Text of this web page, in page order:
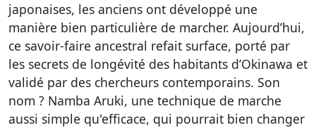
japonaises, les anciens ont développé une
manière bien particulière de marcher. Aujourd’hui,
ce savoir-faire ancestral refait surface, porté par
les secrets de longévité des habitants d’Okinawa et
validé par des chercheurs contemporains. Son
nom ? Namba Aruki, une technique de marche
aussi simple qu'efficace, qui pourrait bien changer